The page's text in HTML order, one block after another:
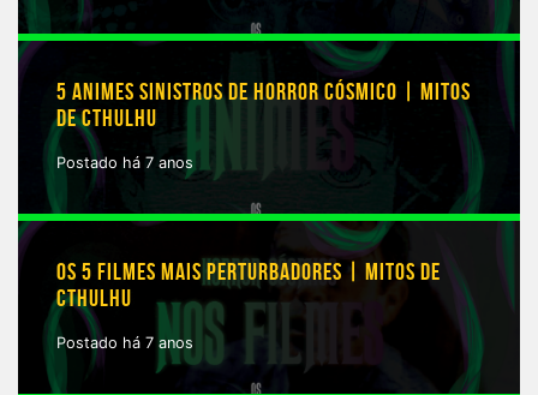
5 ANIMES SINISTROS DE HORROR CÓSMICO | MITOS
DE CTHULHU
Postado há 7 anos
OS 5 FILMES MAIS PERTURBADORES | MITOS DE
CTHULHU
Postado há 7 anos